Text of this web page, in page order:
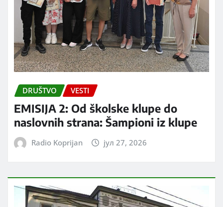
DRUŠTVO VESTI
EMISIJA 2: Od školske klupe do
naslovnih strana: Šampioni iz klupe
Radio Koprijan јул 27, 2026